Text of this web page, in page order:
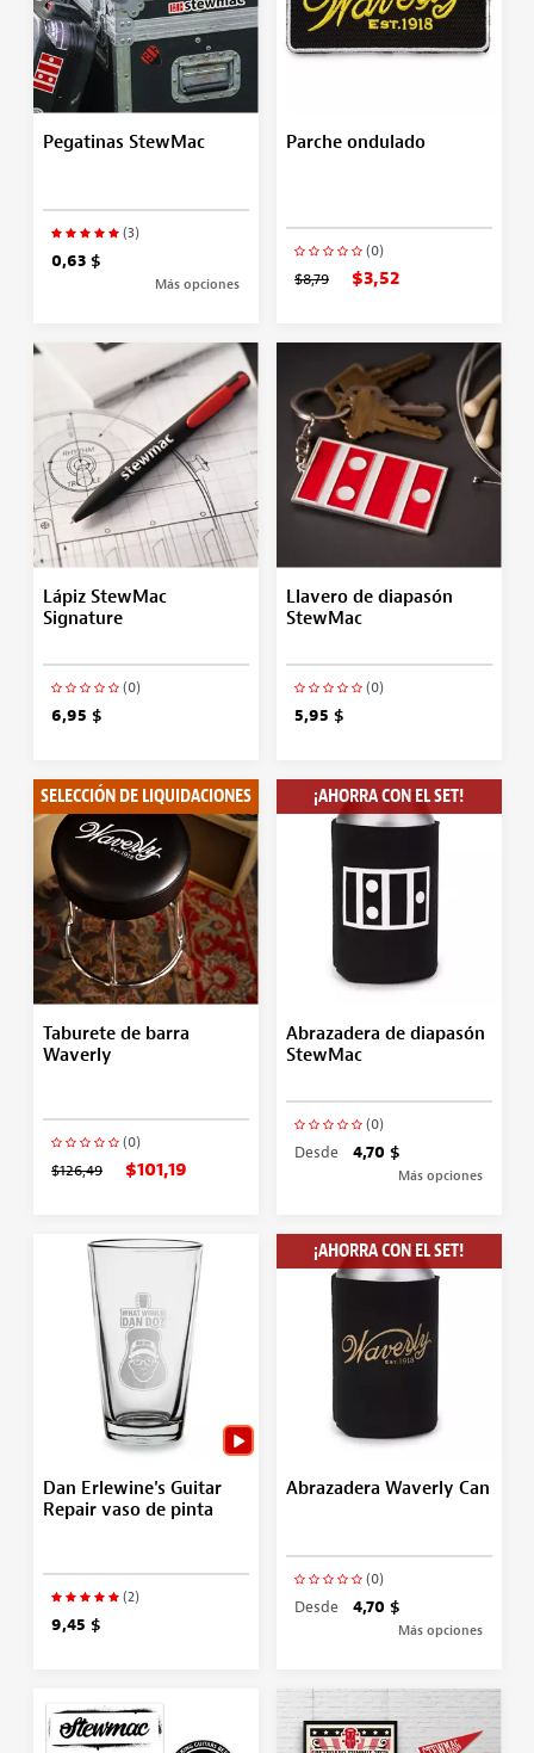
Pegatinas StewMac
(3)
0,63 $
Más opciones
Parche ondulado
(0)
$8,79 $3,52
Lápiz StewMac
Signature
(0)
6,95 $
Llavero de diapasón
StewMac
(0)
5,95 $
SELECCIÓN DE LIQUIDACIONES
Taburete de barra
Waverly
(0)
$126,49 $101,19
¡AHORRA CON EL SET!
Abrazadera de diapasón
StewMac
(0)
Desde 4,70 $
Más opciones
Dan Erlewine's Guitar
Repair vaso de pinta
(2)
9,45 $
¡AHORRA CON EL SET!
Abrazadera Waverly Can
(0)
Desde 4,70 $
Más opciones